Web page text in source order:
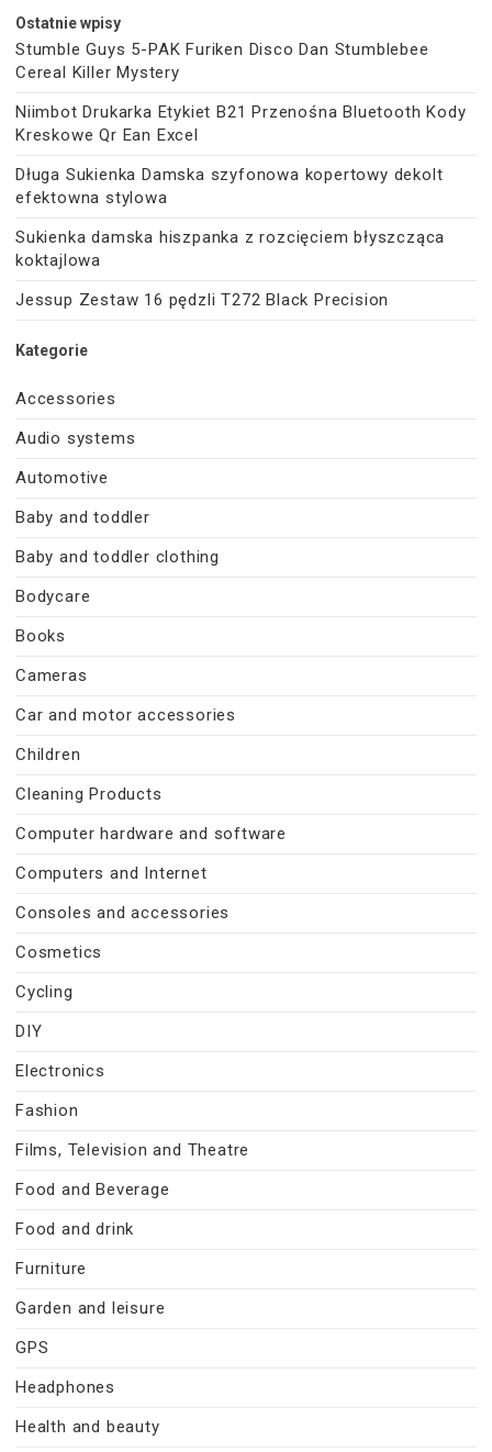
Ostatnie wpisy
Stumble Guys 5-PAK Furiken Disco Dan Stumblebee
Cereal Killer Mystery
Niimbot Drukarka Etykiet B21 Przenośna Bluetooth Kody
Kreskowe Qr Ean Excel
Długa Sukienka Damska szyfonowa kopertowy dekolt
efektowna stylowa
Sukienka damska hiszpanka z rozcięciem błyszcząca
koktajlowa
Jessup Zestaw 16 pędzli T272 Black Precision
Kategorie
Accessories
Audio systems
Automotive
Baby and toddler
Baby and toddler clothing
Bodycare
Books
Cameras
Car and motor accessories
Children
Cleaning Products
Computer hardware and software
Computers and Internet
Consoles and accessories
Cosmetics
Cycling
DIY
Electronics
Fashion
Films, Television and Theatre
Food and Beverage
Food and drink
Furniture
Garden and leisure
GPS
Headphones
Health and beauty